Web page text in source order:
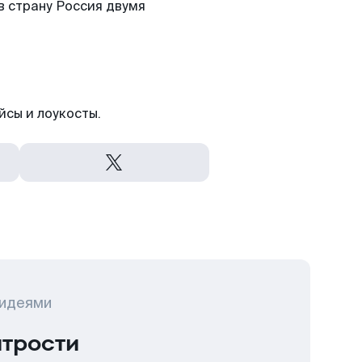
Россия двумя
и лоукосты.